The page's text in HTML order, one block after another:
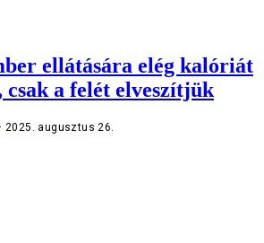
ellátására elég kalóriát
a felét elveszítjük
2025. augusztus 26.